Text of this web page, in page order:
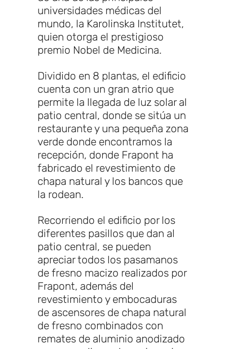
universidades médicas del
mundo, la Karolinska Institutet,
quien otorga el prestigioso
premio Nobel de Medicina.
Dividido en 8 plantas, el edificio
cuenta con un gran atrio que
permite la llegada de luz solar al
patio central, donde se sitúa un
restaurante y una pequeña zona
verde donde encontramos la
recepción, donde Frapont ha
fabricado el revestimiento de
chapa natural y los bancos que
la rodean.
Recorriendo el edificio por los
diferentes pasillos que dan al
patio central, se pueden
apreciar todos los pasamanos
de fresno macizo realizados por
Frapont, además del
revestimiento y embocaduras
de ascensores de chapa natural
de fresno combinados con
remates de aluminio anodizado